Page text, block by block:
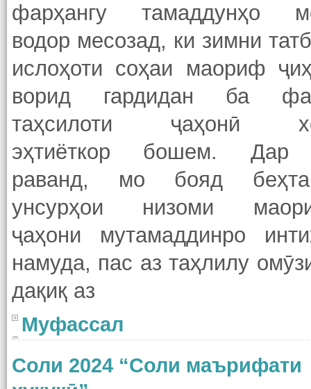
фарҳангу тамаддунҳо
водор месозад, ки зимни
ислоҳоти соҳаи маориф
ворид гардидан ба
таҳсилоти ҷаҳонӣ
эҳтиёткор бошем. Дар
раванд, мо бояд
унсурҳои низоми
ҷаҳони мутамаддинро
намуда, пас аз таҳлилу
дақиқ аз
Муфассал
Cоли 2024 “Соли маърифати